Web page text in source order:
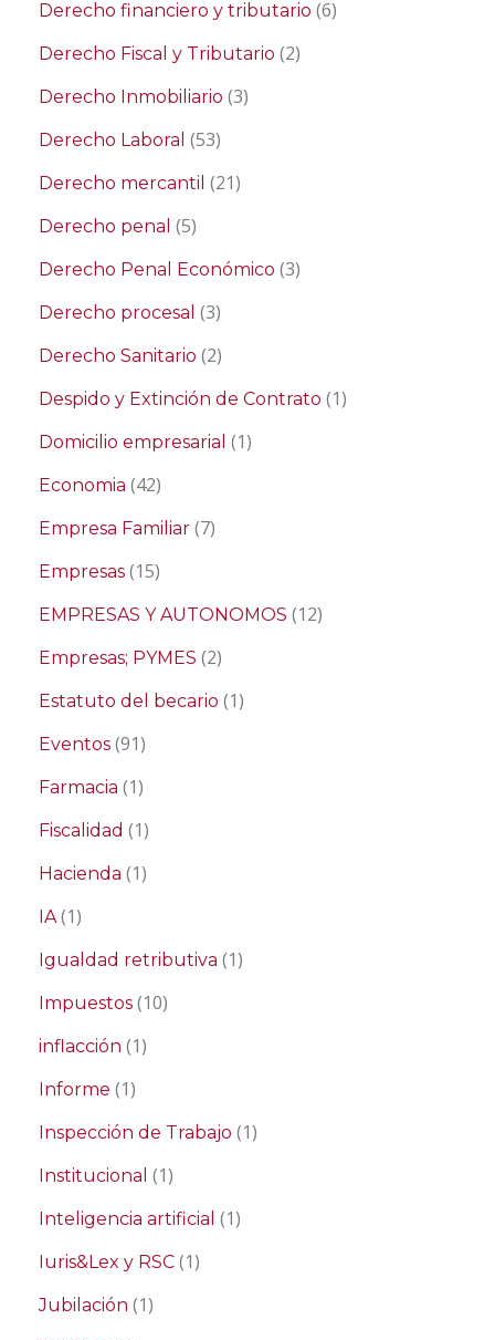
Derecho financiero y tributario (6)
Derecho Fiscal y Tributario (2)
Derecho Inmobiliario (3)
Derecho Laboral (53)
Derecho mercantil (21)
Derecho penal (5)
Derecho Penal Económico (3)
Derecho procesal (3)
Derecho Sanitario (2)
Despido y Extinción de Contrato (1)
Domicilio empresarial (1)
Economia (42)
Empresa Familiar (7)
Empresas (15)
EMPRESAS Y AUTONOMOS (12)
Empresas; PYMES (2)
Estatuto del becario (1)
Eventos (91)
Farmacia (1)
Fiscalidad (1)
Hacienda (1)
IA(1)
Igualdad retributiva (1)
Impuestos (10)
inflacción (1)
Informe (1)
Inspección de Trabajo (1)
Institucional (1)
Inteligencia artificial (1)
Iuris&Lex y RSC (1)
Jubilación (1)